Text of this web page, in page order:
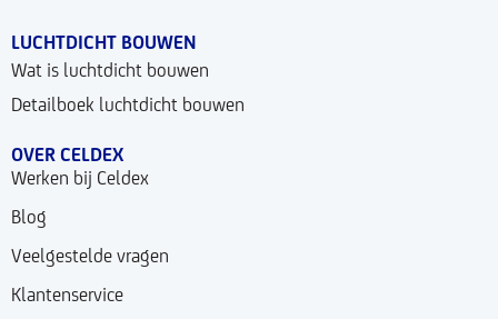
LUCHTDICHT BOUWEN
Wat is luchtdicht bouwen
Detailboek luchtdicht bouwen
OVER CELDEX
Werken bij Celdex
Blog
Veelgestelde vragen
Klantenservice